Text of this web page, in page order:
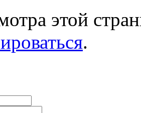
этой
.